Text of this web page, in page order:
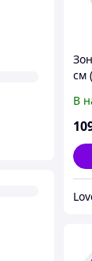
см
В